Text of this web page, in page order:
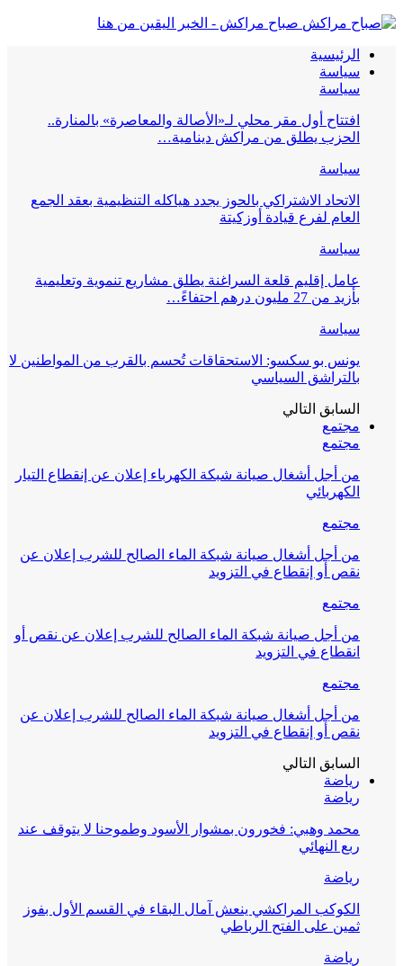
صباح مراكش - الخبر اليقين من هنا
الرئيسية
سياسة
سياسة
افتتاح أول مقر محلي لـ«الأصالة والمعاصرة» بالمنارة..
الحزب يطلق من مراكش دينامية…
سياسة
الاتحاد الاشتراكي بالحوز يجدد هياكله التنظيمية بعقد الجمع
العام لفرع قيادة أوزكيتة
سياسة
عامل إقليم قلعة السراغنة يطلق مشاريع تنموية وتعليمية
بأزيد من 27 مليون درهم احتفاءً…
سياسة
يونس بو سكسو: الاستحقاقات تُحسم بالقرب من المواطنين لا
بالتراشق السياسي
السابق التالي
مجتمع
مجتمع
من أجل أشغال صيانة شبكة الكهرباء إعلان عن إنقطاع التيار
الكهربائي
مجتمع
من أجل أشغال صيانة شبكة الماء الصالح للشرب إعلان عن
نقص أو إنقطاع في التزويد
مجتمع
من أجل صيانة شبكة الماء الصالح للشرب إعلان عن نقص أو
انقطاع في التزويد
مجتمع
من أجل أشغال صيانة شبكة الماء الصالح للشرب إعلان عن
نقص أو إنقطاع في التزويد
السابق التالي
رياضة
رياضة
محمد وهبي: فخورون بمشوار الأسود وطموحنا لا يتوقف عند
ربع النهائي
رياضة
الكوكب المراكشي ينعش آمال البقاء في القسم الأول بفوز
ثمين على الفتح الرباطي
رياضة